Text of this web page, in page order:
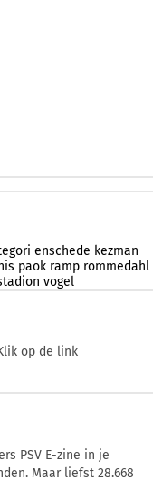
enschede kezman
paok ramp rommedahl
vogel
op de link
PSV E-zine in je
Maar liefst 28.668